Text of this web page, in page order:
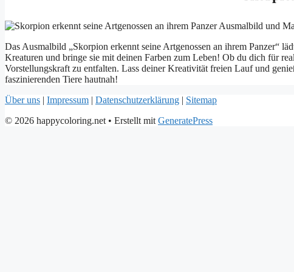
Das Ausmalbild „Skorpion erkennt seine Artgenossen an ihrem Panzer“
Kreaturen und bringe sie mit deinen Farben zum Leben! Ob du dich für
Vorstellungskraft zu entfalten. Lass deiner Kreativität freien Lauf und
faszinierenden Tiere hautnah!
Über uns | Impressum | Datenschutzerklärung | Sitemap
© 2026 happycoloring.net • Erstellt mit GeneratePress